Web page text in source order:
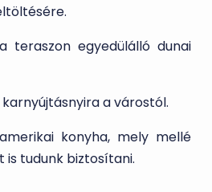
teraszon egyedülálló dunai
a várostól.
konyha, mely mellé
is tudunk biztosítani.